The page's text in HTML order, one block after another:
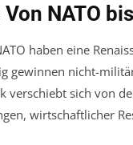
NATO
haben eine
gewinnen nicht-
verschiebt sich von
wirtschaftlicher